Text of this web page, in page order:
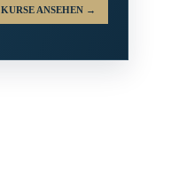
KURSE ANSEHEN →